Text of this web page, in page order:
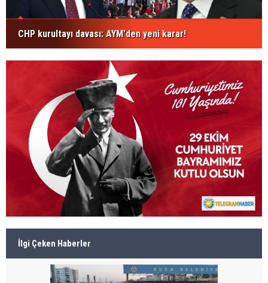
CHP kurultayı davası: AYM'den yeni karar!
İlgi Çeken Haberler